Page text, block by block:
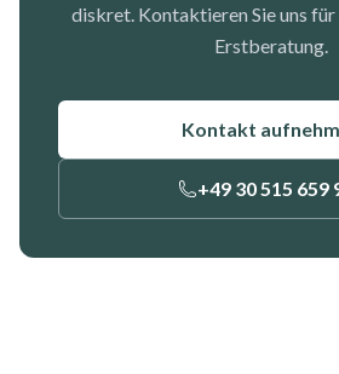
diskret. Kontaktieren Sie uns
Erstberatung.
Kontakt
+49 30 515 659